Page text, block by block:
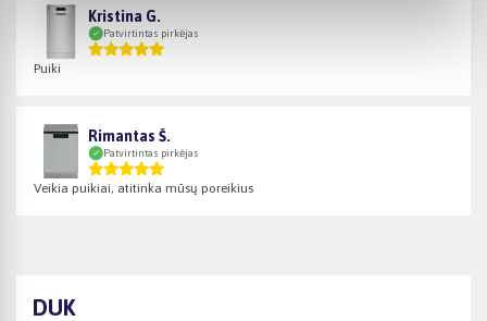
Kristina G.
Patvirtintas pirkėjas
Puiki
Rimantas Š.
Patvirtintas pirkėjas
Veikia puikiai, atitinka mūsų poreikius
DUK